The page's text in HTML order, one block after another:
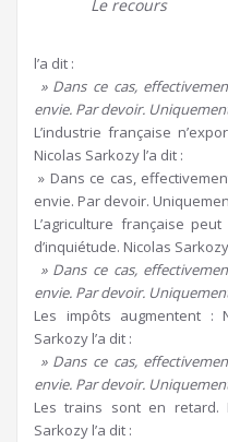
Le recours
l’a dit :
» Dans ce cas,
envie. Par devoir.
L’industrie française
Nicolas Sarkozy l’a dit :
» Dans ce cas,
envie. Par devoir.
L’agriculture française
d’inquiétude. Nicolas Sarkozy
» Dans ce cas,
envie. Par devoir.
Les impôts augmentent :
Sarkozy l’a dit :
» Dans ce cas,
envie. Par devoir.
Les trains sont en retard.
Sarkozy l’a dit :